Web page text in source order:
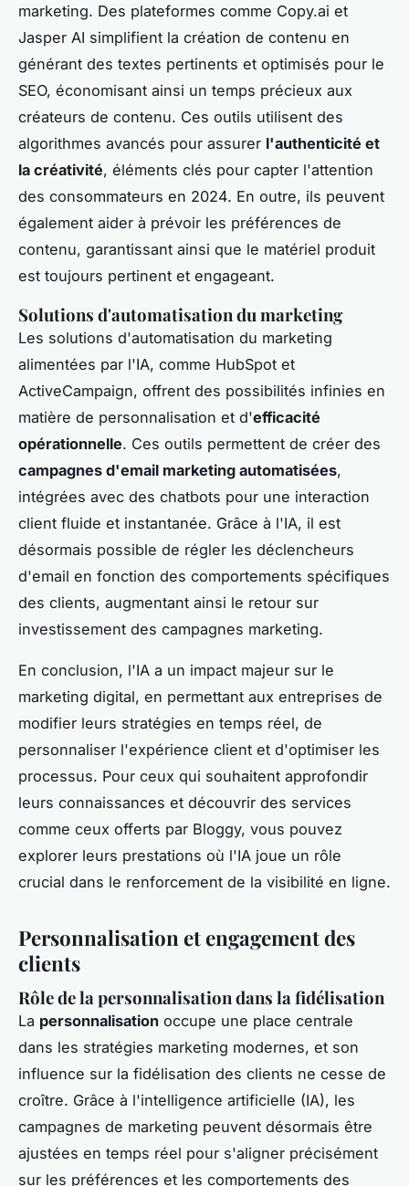
marketing. Des plateformes comme Copy.ai et
Jasper AI simplifient la création de contenu en
générant des textes pertinents et optimisés pour le
SEO, économisant ainsi un temps précieux aux
créateurs de contenu. Ces outils utilisent des
algorithmes avancés pour assurer l'authenticité et
la créativité, éléments clés pour capter l'attention
des consommateurs en 2024. En outre, ils peuvent
également aider à prévoir les préférences de
contenu, garantissant ainsi que le matériel produit
est toujours pertinent et engageant.
Solutions d'automatisation du marketing
Les solutions d'automatisation du marketing
alimentées par l'IA, comme HubSpot et
ActiveCampaign, offrent des possibilités infinies en
matière de personnalisation et d'efficacité
opérationnelle. Ces outils permettent de créer des
campagnes d'email marketing automatisées,
intégrées avec des chatbots pour une interaction
client fluide et instantanée. Grâce à l'IA, il est
désormais possible de régler les déclencheurs
d'email en fonction des comportements spécifiques
des clients, augmentant ainsi le retour sur
investissement des campagnes marketing.
En conclusion, l'IA a un impact majeur sur le
marketing digital, en permettant aux entreprises de
modifier leurs stratégies en temps réel, de
personnaliser l'expérience client et d'optimiser les
processus. Pour ceux qui souhaitent approfondir
leurs connaissances et découvrir des services
comme ceux offerts par Bloggy, vous pouvez
explorer leurs prestations où l'IA joue un rôle
crucial dans le renforcement de la visibilité en ligne.
Personnalisation et engagement des
clients
Rôle de la personnalisation dans la fidélisation
La personnalisation occupe une place centrale
dans les stratégies marketing modernes, et son
influence sur la fidélisation des clients ne cesse de
croître. Grâce à l'intelligence artificielle (IA), les
campagnes de marketing peuvent désormais être
ajustées en temps réel pour s'aligner précisément
sur les préférences et les comportements des